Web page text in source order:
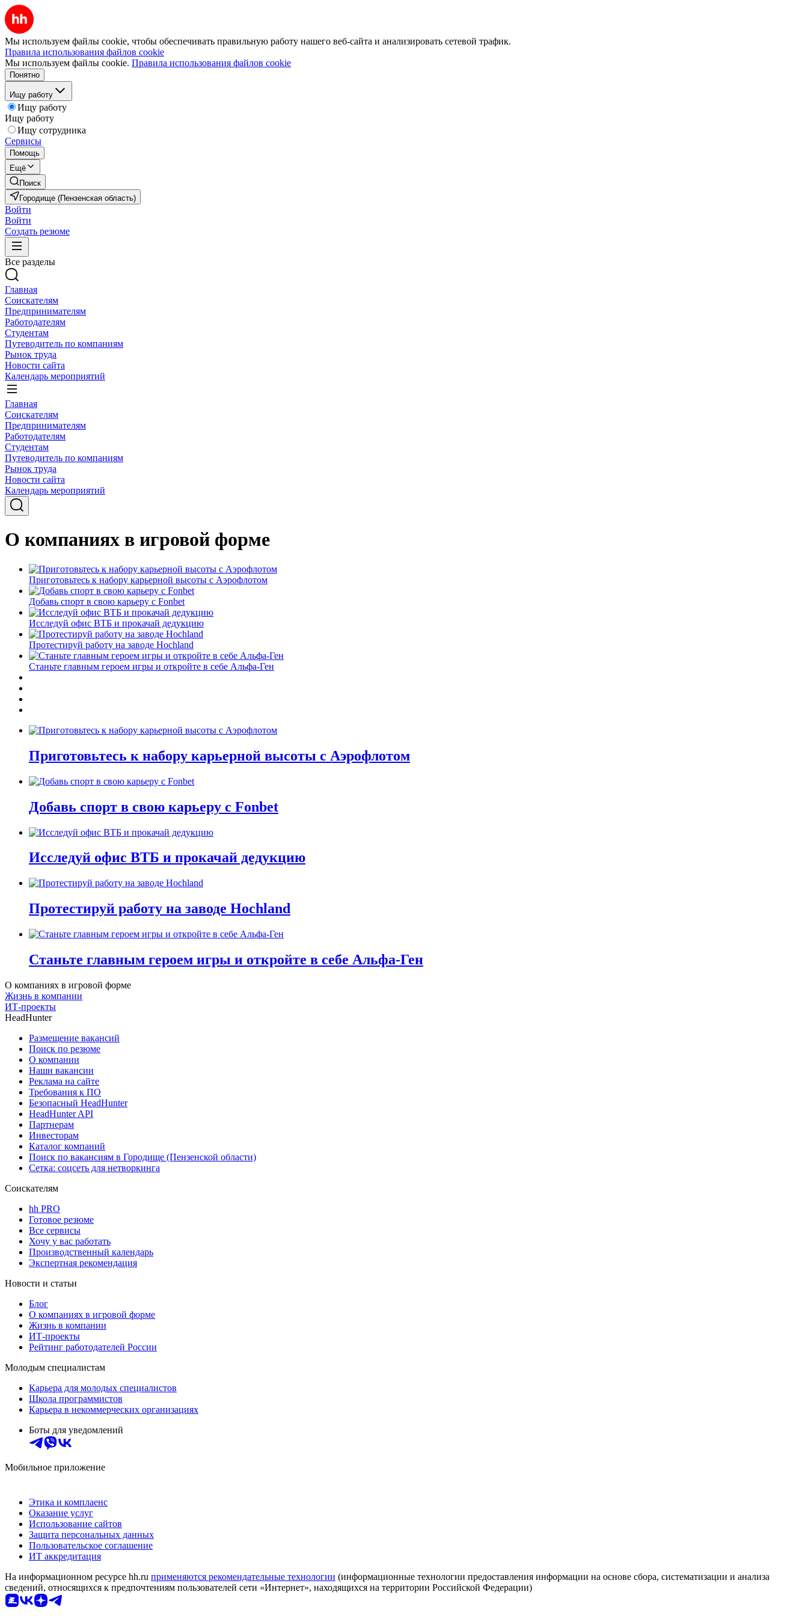
Мы используем файлы cookie, чтобы обеспечивать правильную работу нашего веб-сайта и анализировать сетевой трафик.
Правила использования файлов cookie
Мы используем файлы cookie. Правила использования файлов cookie
Понятно
Ищу работу
Ищу работу
Ищу работу
Ищу сотрудника
Сервисы
Помощь
Ещё
Поиск
Городище (Пензенская область)
Войти
Войти
Создать резюме
Все разделы
Главная
Соискателям
Предпринимателям
Работодателям
Студентам
Путеводитель по компаниям
Рынок труда
Новости сайта
Календарь мероприятий
Главная
Соискателям
Предпринимателям
Работодателям
Студентам
Путеводитель по компаниям
Рынок труда
Новости сайта
Календарь мероприятий
О компаниях в игровой форме
Приготовьтесь к набору карьерной высоты с Аэрофлотом
Добавь спорт в свою карьеру с Fonbet
Исследуй офис ВТБ и прокачай дедукцию
Протестируй работу на заводе Hochland
Станьте главным героем игры и откройте в себе Альфа-Ген
Приготовьтесь к набору карьерной высоты с Аэрофлотом
Добавь спорт в свою карьеру с Fonbet
Исследуй офис ВТБ и прокачай дедукцию
Протестируй работу на заводе Hochland
Станьте главным героем игры и откройте в себе Альфа-Ген
О компаниях в игровой форме
Жизнь в компании
ИТ-проекты
HeadHunter
Размещение вакансий
Поиск по резюме
О компании
Наши вакансии
Реклама на сайте
Требования к ПО
Безопасный HeadHunter
HeadHunter API
Партнерам
Инвесторам
Каталог компаний
Поиск по вакансиям в Городище (Пензенской области)
Сетка: соцсеть для нетворкинга
Соискателям
hh PRO
Готовое резюме
Все сервисы
Хочу у вас работать
Производственный календарь
Экспертная рекомендация
Новости и статьи
Блог
О компаниях в игровой форме
Жизнь в компании
ИТ-проекты
Рейтинг работодателей России
Молодым специалистам
Карьера для молодых специалистов
Школа программистов
Карьера в некоммерческих организациях
Боты для уведомлений
Мобильное приложение
Этика и комплаенс
Оказание услуг
Использование сайтов
Защита персональных данных
Пользовательское соглашение
ИТ аккредитация
На информационном ресурсе hh.ru применяются рекомендательные технологии (информационные технологии предоставления информации на основе сбора, систематизации и анализа
сведений, относящихся к предпочтениям пользователей сети «Интернет», находящихся на территории Российской Федерации)